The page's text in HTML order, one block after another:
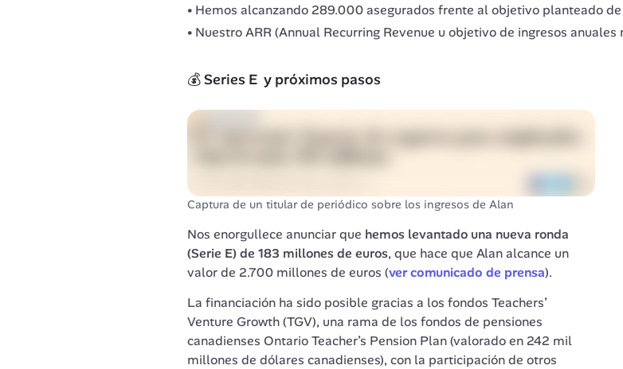
Hemos alcanzando 289.000 asegurados frente al objetivo planteado
Nuestro ARR (Annual Recurring Revenue u objetivo de ingresos
💰 Series E  y próximos pasos
Captura de un titular de periódico sobre los ingresos de Alan
Nos enorgullece anunciar que hemos levantado una nueva ronda
(Serie E) de 183 millones de euros, que hace que Alan alcance un
valor de 2.700 millones de euros (ver comunicado de prensa).
La financiación ha sido posible gracias a los fondos Teachers’
Venture Growth (TGV), una rama de los fondos de pensiones
canadienses Ontario Teacher’s Pension Plan (valorado en 242 mil
millones de dólares canadienses), con la participación de otros